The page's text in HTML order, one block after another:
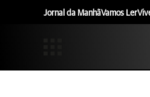
Jornal da ManhãVamos Ler